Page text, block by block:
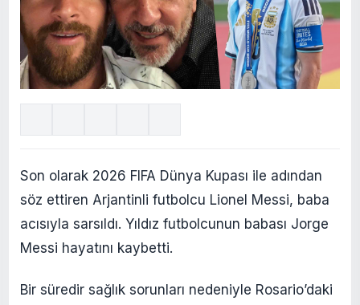
Son olarak 2026 FIFA Dünya Kupası ile adından
söz ettiren Arjantinli futbolcu Lionel Messi, baba
acısıyla sarsıldı. Yıldız futbolcunun babası Jorge
Messi hayatını kaybetti.
Bir süredir sağlık sorunları nedeniyle Rosario’daki